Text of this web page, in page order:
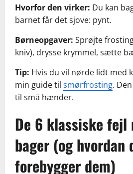
Hvorfor den virker: Du kan
barnet får det sjove: pynt.
Børneopgaver: Sprøjte
kniv), drysse krymmel, sætte
Tip: Hvis du vil nørde lidt med
min guide til smørfrosting.
til små hænder.
De 6 klassiske fejl
bager (og hvordan
forebygger dem)